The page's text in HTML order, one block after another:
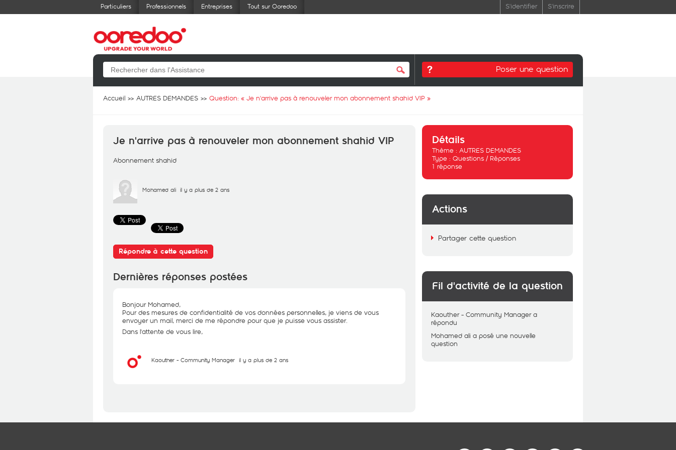
Particuliers Professionnels Entreprises Tout sur Ooredoo S'identifier S'inscrire
Poser une question
Accueil AUTRES DEMANDES Question: « Je n'arrive pas à renouveler mon abonnement shahid VIP »
Je n'arrive pas à renouveler mon abonnement shahid VIP
Abonnement shahid
Mohamed ali il y a plus de 2 ans
Répondre à cette question
Dernières réponses postées
Bonjour Mohamed,
Pour des mesures de confidentialité de vos données personnelles, je viens de vous
envoyer un mail, merci de me répondre pour que je puisse vous assister.
Dans l'attente de vous lire,
Kaouther - Community Manager il y a plus de 2 ans
Détails
Thème : AUTRES DEMANDES
Type : Questions / Réponses
1 réponse
Actions
Partager cette question
Fil d'activité de la question
Kaouther - Community Manager a
répondu
Mohamed ali a posé une nouvelle
question